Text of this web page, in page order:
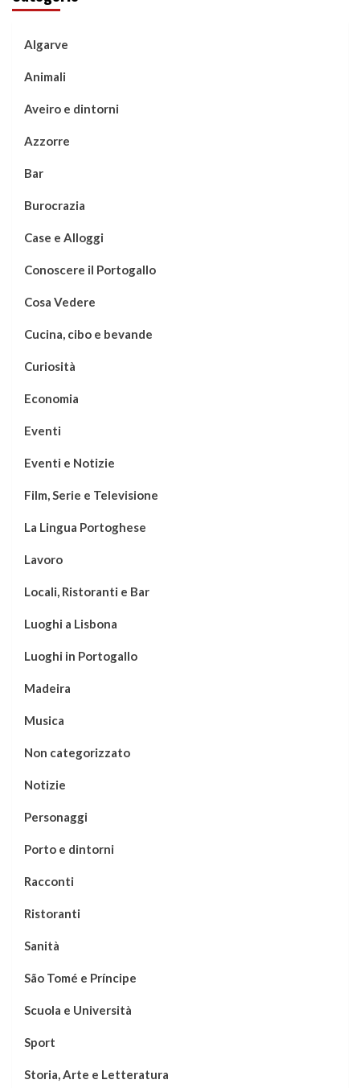
Algarve
Animali
Aveiro e dintorni
Azzorre
Bar
Burocrazia
Case e Alloggi
Conoscere il Portogallo
Cosa Vedere
Cucina, cibo e bevande
Curiosità
Economia
Eventi
Eventi e Notizie
Film, Serie e Televisione
La Lingua Portoghese
Lavoro
Locali, Ristoranti e Bar
Luoghi a Lisbona
Luoghi in Portogallo
Madeira
Musica
Non categorizzato
Notizie
Personaggi
Porto e dintorni
Racconti
Ristoranti
Sanità
São Tomé e Príncipe
Scuola e Università
Sport
Storia, Arte e Letteratura